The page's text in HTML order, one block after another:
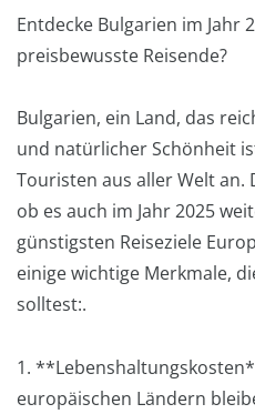
Entdecke Bulgarien im Jahr
preisbewusste Reisende?
Bulgarien, ein Land, das
und natürlicher Schönheit
Touristen aus aller Welt an.
ob es auch im Jahr 2025
günstigsten Reiseziele
einige wichtige Merkmale,
solltest:.
1.
europäischen Ländern